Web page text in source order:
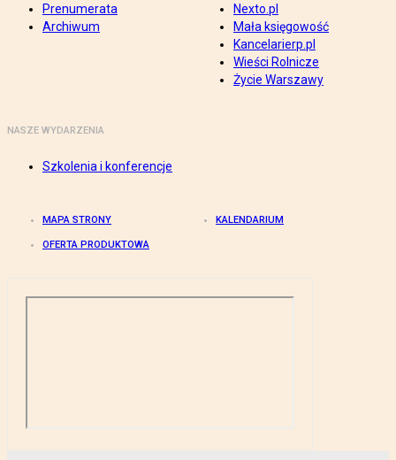
Prenumerata
Archiwum
Nexto.pl
Mała księgowość
Kancelarierp.pl
Wieści Rolnicze
Życie Warszawy
NASZE WYDARZENIA
Szkolenia i konferencje
MAPA STRONY KALENDARIUM
OFERTA PRODUKTOWA